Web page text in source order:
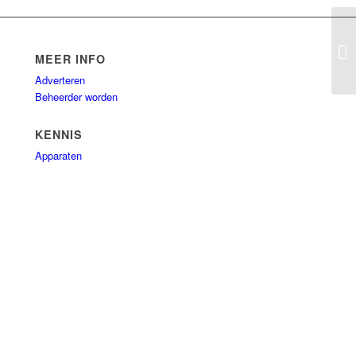
MEER INFO
Adverteren
Beheerder worden
KENNIS
Apparaten